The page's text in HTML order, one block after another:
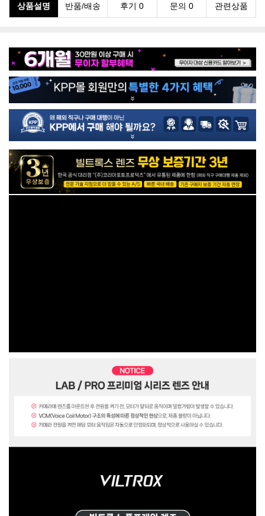
상품설명 반품/배송 후기 0 문의 0 관련상품